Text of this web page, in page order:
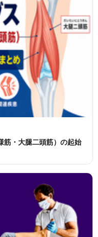
筋・大腿二頭筋）の起始